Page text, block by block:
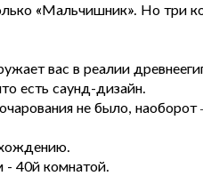
«Мальчишник». Но три
вас в реалии
есть саунд-дизайн.
не было,
- 40й комнатой.